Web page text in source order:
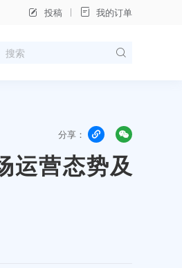
投稿 我的订单
分享：
运营态势及